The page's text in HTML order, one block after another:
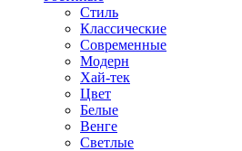
Стиль
Классические
Современные
Модерн
Хай-тек
Цвет
Белые
Венге
Светлые